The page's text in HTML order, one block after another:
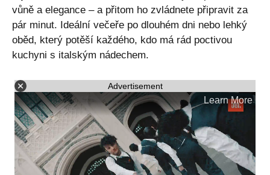
vůně a elegance – a přitom ho zvládnete připravit za
pár minut. Ideální večeře po dlouhém dni nebo lehký
oběd, který potěší každého, kdo má rád poctivou
kuchyni s italským nádechem.
Advertisement